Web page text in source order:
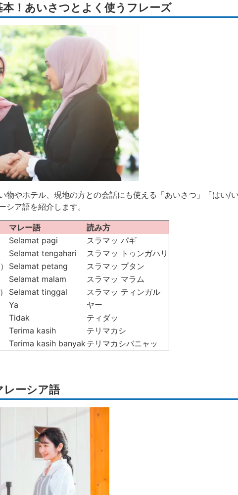
！あいさつとよく使うフレーズ
物やホテル、現地の方との会話にも使える「あいさつ」「はい/
シア語を紹介します。
マレー語
読み方
Selamat pagi
スラマッ パギ
Selamat tengahari
スラマッ トゥンガハリ
Selamat petang
スラマッ プタン
Selamat malam
スラマッ マラム
Selamat tinggal
スラマッ ティンガル
Ya
ヤー
Tidak
ティダッ
Terima kasih
テリマカシ
Terima kasih banyakテリマカシバニャッ
レーシア語